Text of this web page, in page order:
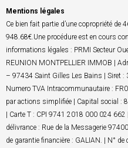
Mentions légales
Ce bien fait partie d’une copropriété
948.68€.Une procédure est en cours
informations légales : PRMI Secteur
REUNION MONTPELLIER IMMOB |
– 97434 Saint Gilles Les Bains | Siret :
Numero TVA Intracommunautaire :
par actions simplifiée | Capital social :
| Carte T : CPI 9741 2018 000 024
délivrance : Rue de la Messagerie
de garantie financière : GALIAN. | N°